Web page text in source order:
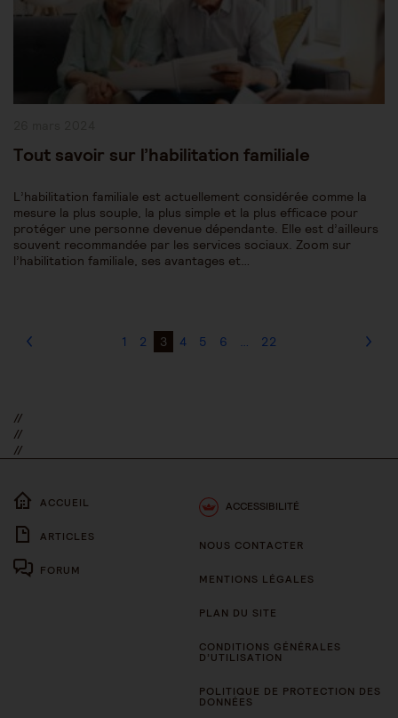
Tout savoir sur l’habilitation familiale
L’habilitation familiale est actuellement considérée comme la
mesure la plus souple, la plus simple et la plus efficace pour
protéger une personne devenue dépendante. Elle est d’ailleurs
souvent recommandée par les services sociaux. Zoom sur
l’habilitation familiale, ses avantages et…
1 2 3 4 5 6 … 22
//
//
//
ACCUEIL
ARTICLES
FORUM
ACCESSIBILITÉ
NOUS CONTACTER
MENTIONS LÉGALES
PLAN DU SITE
CONDITIONS GÉNÉRALES
D’UTILISATION
POLITIQUE DE PROTECTION DES
DONNÉES